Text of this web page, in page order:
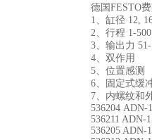
德国FESTO
1、缸径 12,
2、行程 1-
3、输出力
4、双作用
5、位置感测
6、固定式缓
7、内螺纹和
536204 ADN-
536211 ADN-
536205 ADN-